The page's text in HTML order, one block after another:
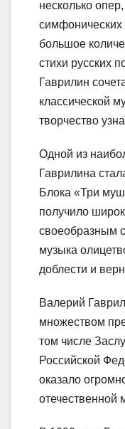
несколько
симфонических
большое
стихи русских
Гаврилин
классической
творчество
Одной из
Гаврилина
Блока «Три
получило
своеобразным
музыка
доблести и
Валерий
множеством
том числе
Российской
оказало
отечественной